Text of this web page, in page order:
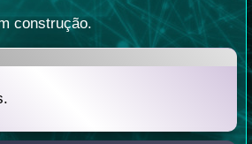
construção.